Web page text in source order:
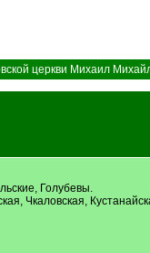
церкви Михаил
Голубевы.
Чкаловская,